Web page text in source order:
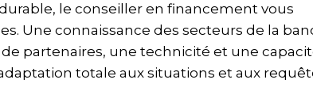
le conseiller en financement vous
Une connaissance des secteurs de la
partenaires, une technicité et une
totale aux situations et aux